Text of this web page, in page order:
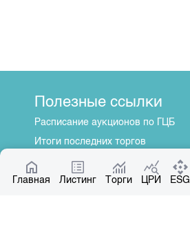
Главная Листинг Торги ЦРИ ESG
Полезные ссылки
Расписание аукционов по ГЦБ
Итоги последних торгов
Котировки по ЦБ
Центр раскрытия информации